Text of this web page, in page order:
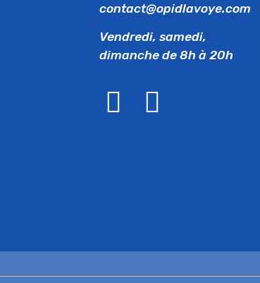
contact@opidlavoye.com
Vendredi, samedi,
dimanche de 8h à 20h